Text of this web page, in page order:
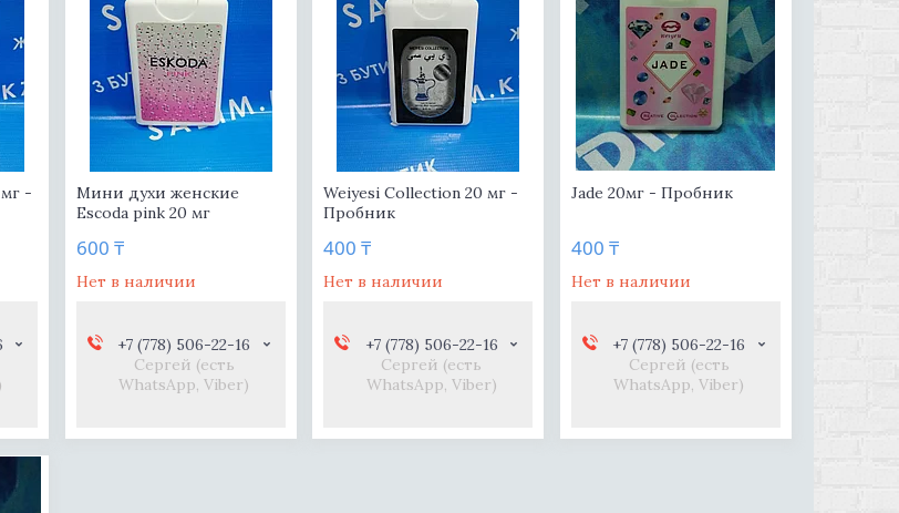
-
Мини духи женские
Escoda pink 20 мг
600 ₸
Нет в наличии
+7 (778) 506-22-16
Сергей (есть
WhatsApp, Viber)
Weiyesi Collection 20 мг -
Пробник
400 ₸
Нет в наличии
+7 (778) 506-22-16
Сергей (есть
WhatsApp, Viber)
Jade 20мг - Пробник
400 ₸
Нет в наличии
+7 (778) 506-22-16
Сергей (есть
WhatsApp, Viber)